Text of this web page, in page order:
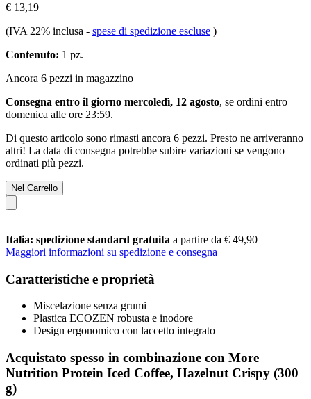
€ 13,19
(IVA 22% inclusa - spese di spedizione escluse )
Contenuto: 1 pz.
Ancora 6 pezzi in magazzino
Consegna entro il giorno mercoledì, 12 agosto, se ordini entro
domenica alle ore 23:59.
Di questo articolo sono rimasti ancora 6 pezzi. Presto ne arriveranno
altri! La data di consegna potrebbe subire variazioni se vengono
ordinati più pezzi.
Nel Carrello
Italia: spedizione standard gratuita a partire da € 49,90
Maggiori informazioni su spedizione e consegna
Caratteristiche e proprietà
Miscelazione senza grumi
Plastica ECOZEN robusta e inodore
Design ergonomico con laccetto integrato
Acquistato spesso in combinazione con More
Nutrition Protein Iced Coffee, Hazelnut Crispy (300
g)